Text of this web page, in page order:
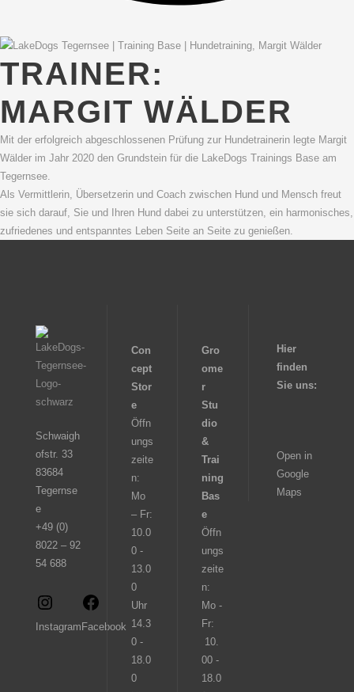
TRAINER:
MARGIT WÄLDER
Mit der erfolgreich abgeschlossenen Prüfung zur Hundetrainerin legte Margit
Wälder im Jahr 2020 den Grundstein für die LakeDogs Trainings Base am
Tegernsee.
Als Vermittlerin, Übersetzerin und Coach zwischen Hund und Mensch freut
sie sich darauf, Sie und Ihren Hund dabei zu unterstützen, ein harmonisches,
zufriedenes und entspanntes Leben Seite an Seite zu genießen.
Schwaigh
ofstr. 33
83684
Tegernse
e
+49 (0)
8022 – 92
54 688
Instagram Facebook
Con
cept
Stor
e
Öffn
ungs
zeite
n:
Mo
– Fr:
10.0
0 -
13.0
0
Uhr
14.3
0 -
18.0
0
Gro
ome
r
Stu
dio
&
Trai
ning
Bas
e
Öffn
ungs
zeite
n:
Mo -
Fr:
10.
00 -
18.0
Hier
finden
Sie uns:
Open in
Google
Maps